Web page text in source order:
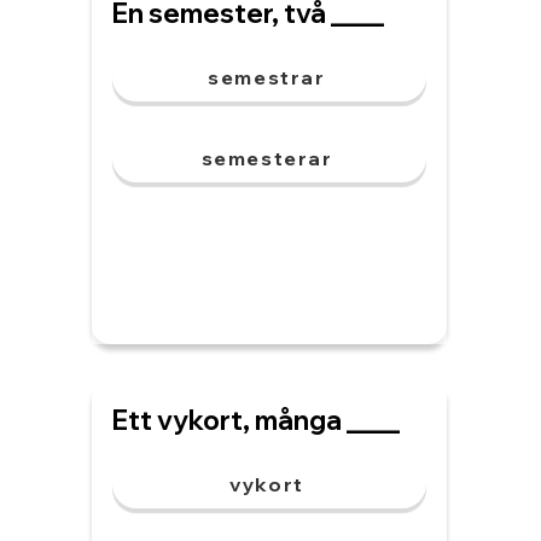
En semester, två ____
semestrar
semesterar
Ett vykort, många ____
vykort